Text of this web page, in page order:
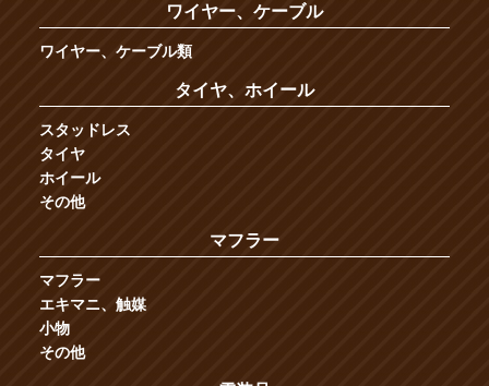
ワイヤー、ケーブル
ワイヤー、ケーブル類
タイヤ、ホイール
スタッドレス
タイヤ
ホイール
その他
マフラー
マフラー
エキマニ、触媒
小物
その他